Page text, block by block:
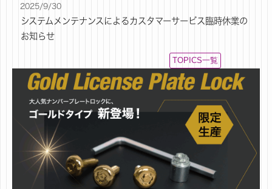
2025/9/30
システムメンテナンスによるカスタマーサービス臨時休業の
お知らせ
TOPICS一覧